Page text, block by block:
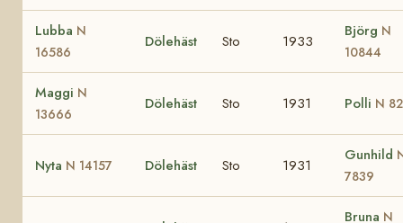
Lubba N
16586
Dölehäst Sto 1933
Björg N
10844
Maggi N
13666
Dölehäst Sto 1931 Polli N
Nyta N 14157 Dölehäst Sto 1931
Gunhild
7839
Bruna N